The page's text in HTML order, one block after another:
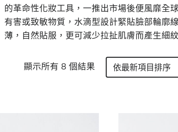
的革命性化妝工具，一推出市場後便風靡全
有害或致敏物質，水滴型設計緊貼臉部輪廓
薄，自然貼服，更可減少拉扯肌膚而產生細
顯示所有 8 個結果